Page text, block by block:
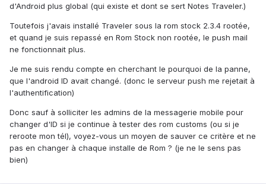
d'Android plus global (qui existe et dont se sert Notes Traveler.)
Toutefois j'avais installé Traveler sous la rom stock 2.3.4 rootée,
et quand je suis repassé en Rom Stock non rootée, le push mail
ne fonctionnait plus.
Je me suis rendu compte en cherchant le pourquoi de la panne,
que l'android ID avait changé. (donc le serveur push me rejetait à
l'authentification)
Donc sauf à solliciter les admins de la messagerie mobile pour
changer d'ID si je continue à tester des rom customs (ou si je
reroote mon tél), voyez-vous un moyen de sauver ce critère et ne
pas en changer à chaque installe de Rom ? (je ne le sens pas
bien)